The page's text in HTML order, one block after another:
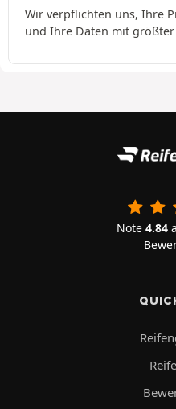
Wir verpflichten uns, Ihre
und Ihre Daten mit
Note 4.84